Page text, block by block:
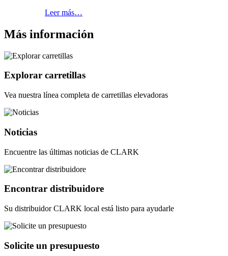
Leer más…
Más información
Explorar carretillas
Vea nuestra línea completa de carretillas elevadoras
Noticias
Encuentre las últimas noticias de CLARK
Encontrar distribuidore
Su distribuidor CLARK local está listo para ayudarle
Solicite un presupuesto